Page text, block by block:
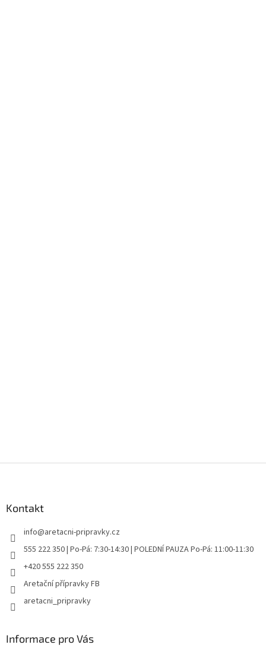
Kontakt
info@aretacni-pripravky.cz
555 222 350 | Po-Pá: 7:30-14:30 | POLEDNÍ PAUZA Po-Pá: 11:00-11:30
+420 555 222 350
Aretační přípravky FB
aretacni_pripravky
Informace pro Vás